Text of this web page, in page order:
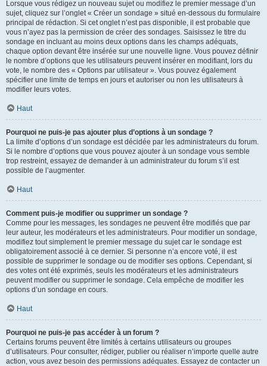
Lorsque vous rédigez un nouveau sujet ou modifiez le premier message d’un
sujet, cliquez sur l’onglet « Créer un sondage » situé en-dessous du formulaire
principal de rédaction. Si cet onglet n’est pas disponible, il est probable que
vous n’ayez pas la permission de créer des sondages. Saisissez le titre du
sondage en incluant au moins deux options dans les champs adéquats,
chaque option devant être insérée sur une nouvelle ligne. Vous pouvez définir
le nombre d’options que les utilisateurs peuvent insérer en modifiant, lors du
vote, le nombre des « Options par utilisateur ». Vous pouvez également
spécifier une limite de temps en jours et autoriser ou non les utilisateurs à
modifier leurs votes.
Haut
Pourquoi ne puis-je pas ajouter plus d’options à un sondage ?
La limite d’options d’un sondage est décidée par les administrateurs du forum.
Si le nombre d’options que vous pouvez ajouter à un sondage vous semble
trop restreint, essayez de demander à un administrateur du forum s’il est
possible de l’augmenter.
Haut
Comment puis-je modifier ou supprimer un sondage ?
Comme pour les messages, les sondages ne peuvent être modifiés que par
leur auteur, les modérateurs et les administrateurs. Pour modifier un sondage,
modifiez tout simplement le premier message du sujet car le sondage est
obligatoirement associé à ce dernier. Si personne n’a encore voté, il est
possible de supprimer le sondage ou de modifier ses options. Cependant, si
des votes ont été exprimés, seuls les modérateurs et les administrateurs
peuvent modifier ou supprimer le sondage. Cela empêche de modifier les
options d’un sondage en cours.
Haut
Pourquoi ne puis-je pas accéder à un forum ?
Certains forums peuvent être limités à certains utilisateurs ou groupes
d’utilisateurs. Pour consulter, rédiger, publier ou réaliser n’importe quelle autre
action, vous avez besoin des permissions adéquates. Essayez de contacter un